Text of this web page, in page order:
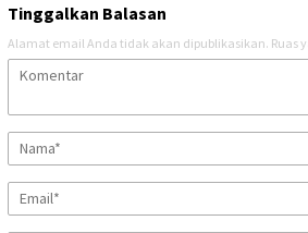
Tinggalkan Balasan
Alamat email Anda tidak akan dipublikasikan. Ruas